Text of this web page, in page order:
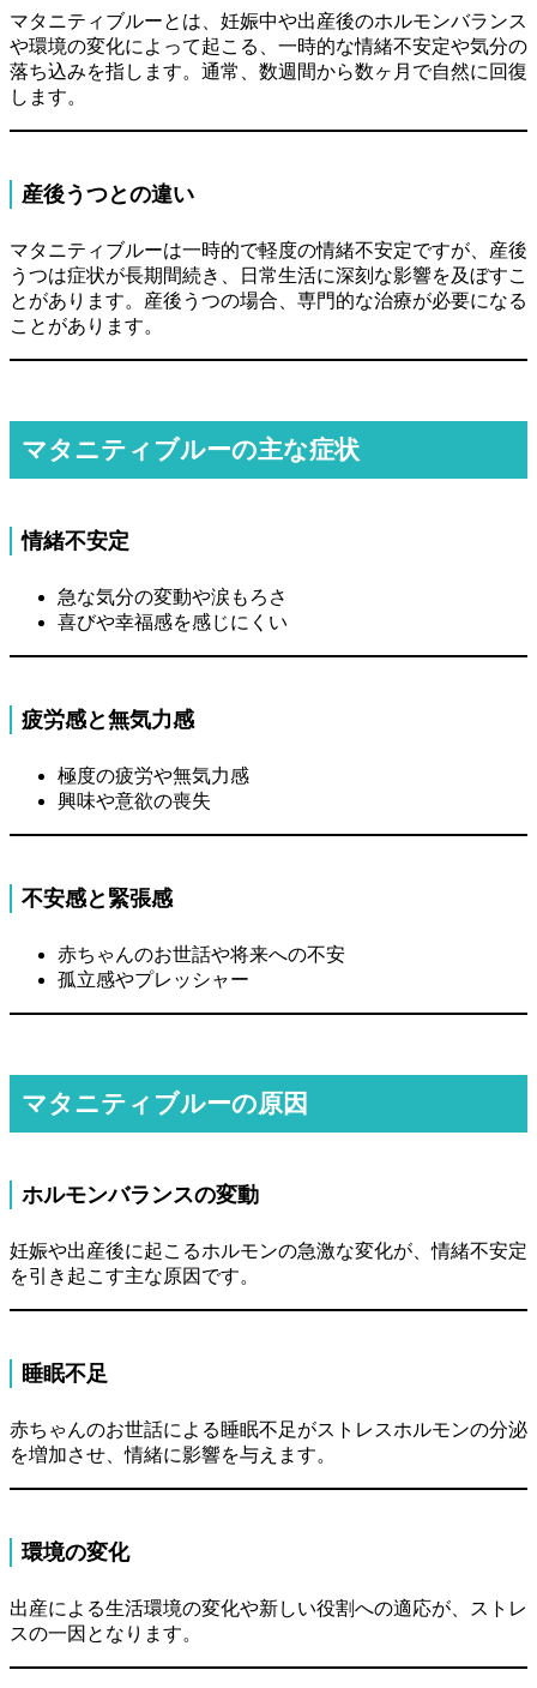
マタニティブルーとは、妊娠中や出産後のホルモンバランス
や環境の変化によって起こる、一時的な情緒不安定や気分の
落ち込みを指します。通常、数週間から数ヶ月で自然に回復
します。
産後うつとの違い
マタニティブルーは一時的で軽度の情緒不安定ですが、産後
うつは症状が長期間続き、日常生活に深刻な影響を及ぼすこ
とがあります。産後うつの場合、専門的な治療が必要になる
ことがあります。
マタニティブルーの主な症状
情緒不安定
急な気分の変動や涙もろさ
喜びや幸福感を感じにくい
疲労感と無気力感
極度の疲労や無気力感
興味や意欲の喪失
不安感と緊張感
赤ちゃんのお世話や将来への不安
孤立感やプレッシャー
マタニティブルーの原因
ホルモンバランスの変動
妊娠や出産後に起こるホルモンの急激な変化が、情緒不安定
を引き起こす主な原因です。
睡眠不足
赤ちゃんのお世話による睡眠不足がストレスホルモンの分泌
を増加させ、情緒に影響を与えます。
環境の変化
出産による生活環境の変化や新しい役割への適応が、ストレ
スの一因となります。